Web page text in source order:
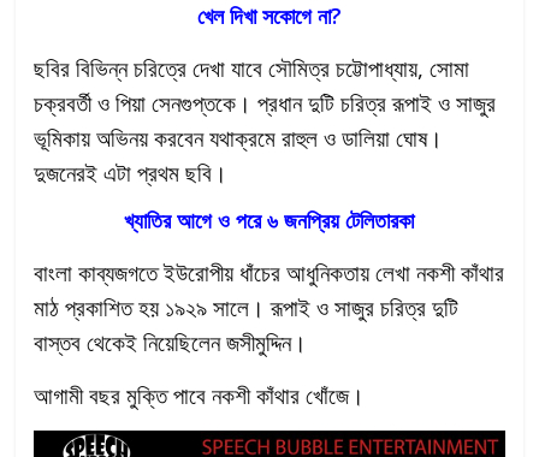
খেল দিখা সকোগে না?
ছবির বিভিন্ন চরিত্রে দেখা যাবে সৌমিত্র চট্টোপাধ্যায়, সোমা
চক্রবর্তী ও পিয়া সেনগুপ্তকে। প্রধান দুটি চরিত্র রূপাই ও সাজুর
ভূমিকায় অভিনয় করবেন যথাক্রমে রাহুল ও ডালিয়া ঘোষ।
দুজনেরই এটা প্রথম ছবি।
খ্যাতির আগে ও পরে ৬ জনপ্রিয় টেলিতারকা
বাংলা কাব্যজগতে ইউরোপীয় ধাঁচের আধুনিকতায় লেখা নকশী কাঁথার
মাঠ প্রকাশিত হয় ১৯২৯ সালে। রূপাই ও সাজুর চরিত্র দুটি
বাস্তব থেকেই নিয়েছিলেন জসীমুদ্দিন।
আগামী বছর মুক্তি পাবে নকশী কাঁথার খোঁজে।